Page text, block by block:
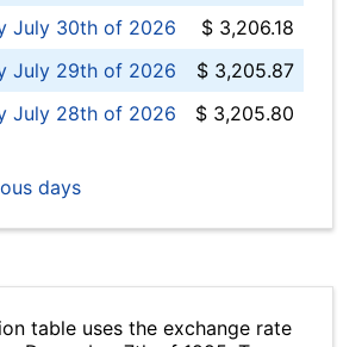
July 30th of 2026
$ 3,206.18
July 29th of 2026
$ 3,205.87
July 28th of 2026
$ 3,205.80
days
table uses the exchange rate